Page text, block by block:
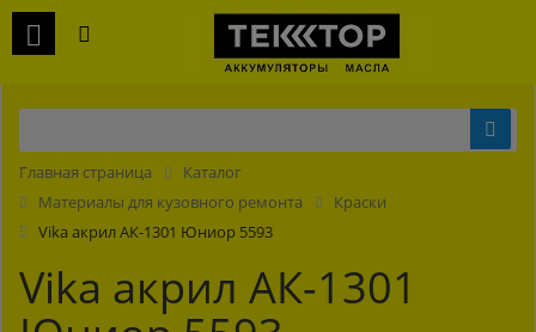
Главная страница
Каталог
Материалы для кузовного ремонта
Краски
Vika акрил АК-1301 Юниор 5593
Vika акрил АК-1301